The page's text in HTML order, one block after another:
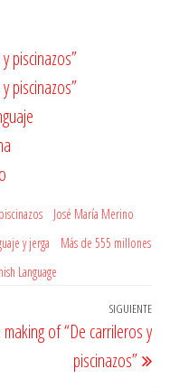
piscinazos”
piscinazos”
José María Merino
y jerga
Más de 555 millones
Language
SIGUIENTE
making of “De carrileros y
piscinazos”